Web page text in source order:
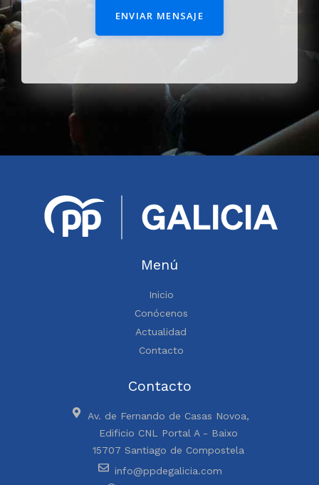
ENVIAR MENSAJE
Menú
Inicio
Conócenos
Actualidad
Contacto
Contacto
Av. de Fernando de Casas Novoa,
Edificio CNL Portal A - Baixo
15707 Santiago de Compostela
info@ppdegalicia.com